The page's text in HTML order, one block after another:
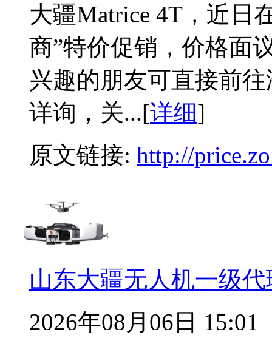
大疆Matrice 4T，近日
商”特价促销，价格面
兴趣的朋友可直接前
详询，关...[详细]
原文链接: http://
山东大疆无人机一级
2026年08月06日 15:01